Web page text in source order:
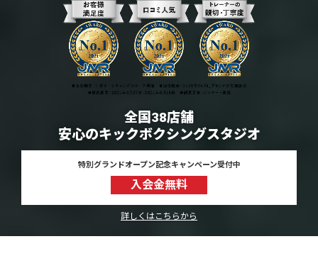
全国38店舗
安心のキックボクシングスタジオ
特別グランドオープン記念キャンペーン受付中
入会金無料
詳しくはこちらから